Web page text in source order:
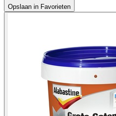
Opslaan in Favorieten